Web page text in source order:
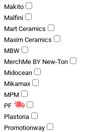
Makito
Malfini
Mart Ceramics
Maxim Ceramics
MBW
MerchMe BY New-Ton
Midocean
Mikamax
MPM
PF
Plastoria
Promotionway